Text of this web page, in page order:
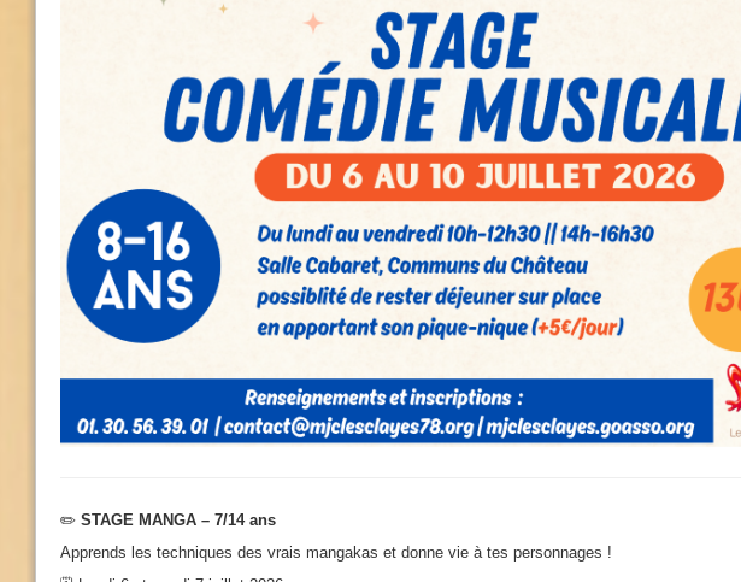
✏️ STAGE MANGA – 7/14 ans
Apprends les techniques des vrais mangakas et donne vie à tes personnages !